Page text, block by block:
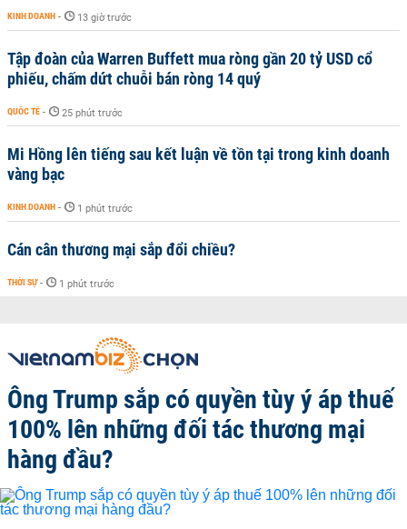
KINH DOANH - 13 giờ trước
Tập đoàn của Warren Buffett mua ròng gần 20 tỷ USD cổ
phiếu, chấm dứt chuỗi bán ròng 14 quý
QUỐC TẾ - 25 phút trước
Mi Hồng lên tiếng sau kết luận về tồn tại trong kinh doanh
vàng bạc
KINH DOANH - 1 phút trước
Cán cân thương mại sắp đổi chiều?
THỜI SỰ - 1 phút trước
Ông Trump sắp có quyền tùy ý áp thuế
100% lên những đối tác thương mại
hàng đầu?